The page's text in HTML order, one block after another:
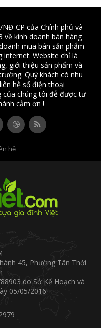
CP của Chính phủ và
về kinh doanh bán hàng
mua bán sản phẩm
internet. Website chỉ là
giới thiệu sản phẩm và
Quý khách có nhu
hệ số điện thoại
của chúng tôi đễ được tư
cảm ơn !
hệ
45, Phường Tân Thới
do Sở Kế Hoạch và
05/05/2016